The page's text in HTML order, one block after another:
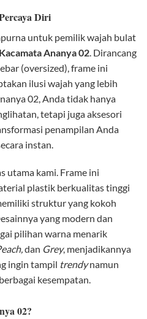
Diri
untuk pemilik wajah bulat
Ananya 02 . Dirancang
(oversized), frame ini
ilusi wajah yang lebih
02, Anda tidak hanya
tetapi juga aksesori
penampilan Anda
instan.
utama kami. Frame ini
plastik berkualitas tinggi
struktur yang kokoh
yang modern dan
pilihan warna menarik
dan Grey, menjadikannya
ingin tampil trendynamun
kesempatan.
02?